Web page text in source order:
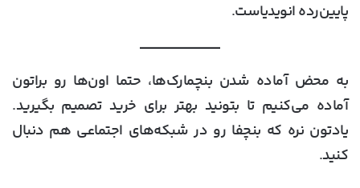
پایین‌رده انویدیاست.
به محض آماده شدن بنچمارک‌ها، حتما اون‌ها رو براتون
آماده می‌کنیم تا بتونید بهتر برای خرید تصمیم بگیرید.
یادتون نره که بنچفا رو در شبکه‌های اجتماعی هم دنبال
کنید.